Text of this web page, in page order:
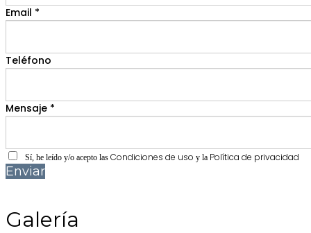
Email *
Teléfono
Mensaje *
Sí, he leído y/o acepto las Condiciones de uso y la Política de privacidad
Enviar
Galería